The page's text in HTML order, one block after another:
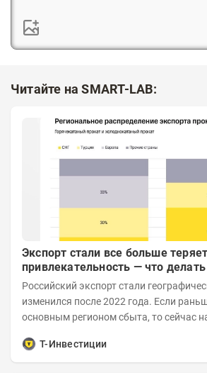
Читайте на SMART-LAB:
Экспорт стали все больше теряет
привлекательность — что
Российский экспорт стали
изменился после 2022 года. Если
основным регионом сбыта, то сейчас
Т-Инвестиции